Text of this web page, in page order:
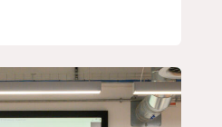
COP26終於在蘇格
增了許多防疫的措
盟(TWYCC)的代表團